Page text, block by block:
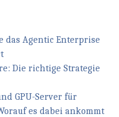
das Agentic Enterprise
Die richtige Strategie
GPU-Server für
es dabei ankommt